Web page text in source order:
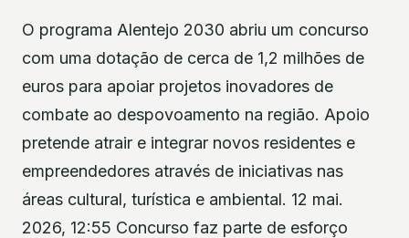
O programa Alentejo 2030 abriu um concurso
com uma dotação de cerca de 1,2 milhões de
euros para apoiar projetos inovadores de
combate ao despovoamento na região. Apoio
pretende atrair e integrar novos residentes e
empreendedores através de iniciativas nas
áreas cultural, turística e ambiental. 12 mai.
2026, 12:55 Concurso faz parte de esforço